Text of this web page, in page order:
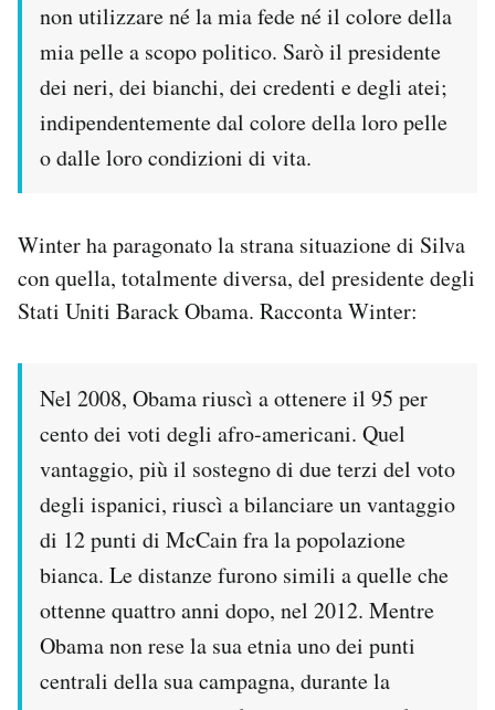
non utilizzare né la mia fede né il colore della
mia pelle a scopo politico. Sarò il presidente
dei neri, dei bianchi, dei credenti e degli atei;
indipendentemente dal colore della loro pelle
o dalle loro condizioni di vita.
Winter ha paragonato la strana situazione di Silva
con quella, totalmente diversa, del presidente degli
Stati Uniti Barack Obama. Racconta Winter:
Nel 2008, Obama riuscì a ottenere il 95 per
cento dei voti degli afro-americani. Quel
vantaggio, più il sostegno di due terzi del voto
degli ispanici, riuscì a bilanciare un vantaggio
di 12 punti di McCain fra la popolazione
bianca. Le distanze furono simili a quelle che
ottenne quattro anni dopo, nel 2012. Mentre
Obama non rese la sua etnia uno dei punti
centrali della sua campagna, durante la